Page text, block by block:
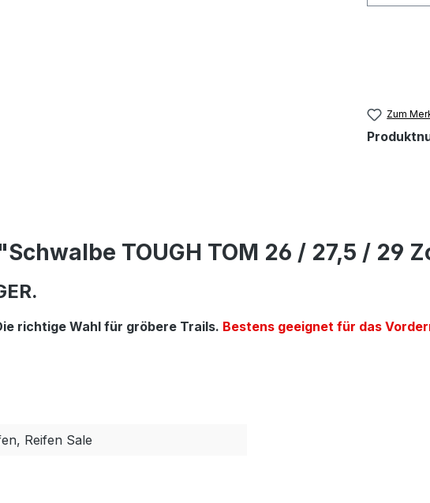
Zum
TOUGH TOM 26 / 27,5 / 29
richtige Wahl für gröbere Trails. Bestens geeignet für das
Reifen Sale